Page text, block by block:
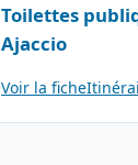
Toilettes
Ajaccio
Voir la fiche